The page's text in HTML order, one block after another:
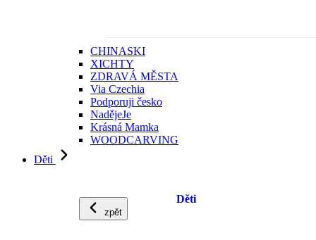
CHINASKI
XICHTY
ZDRAVÁ MĚSTA
Via Czechia
Podporuji česko
NadějeJe
Krásná Mamka
WOODCARVING
Děti
zpět
Děti